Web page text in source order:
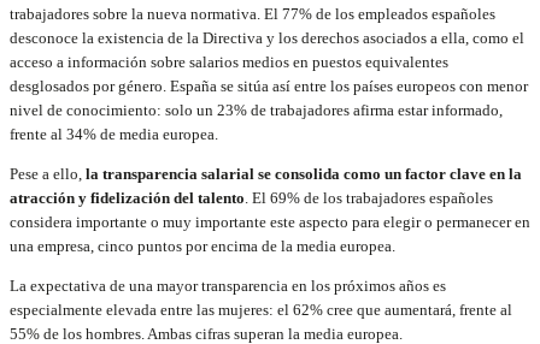
trabajadores sobre la nueva normativa. El 77% de los empleados españoles
desconoce la existencia de la Directiva y los derechos asociados a ella, como el
acceso a información sobre salarios medios en puestos equivalentes
desglosados por género. España se sitúa así entre los países europeos con menor
nivel de conocimiento: solo un 23% de trabajadores afirma estar informado,
frente al 34% de media europea.
Pese a ello, la transparencia salarial se consolida como un factor clave en la
atracción y fidelización del talento . El 69% de los trabajadores españoles
considera importante o muy importante este aspecto para elegir o permanecer en
una empresa, cinco puntos por encima de la media europea.
La expectativa de una mayor transparencia en los próximos años es
especialmente elevada entre las mujeres: el 62% cree que aumentará, frente al
55% de los hombres. Ambas cifras superan la media europea.